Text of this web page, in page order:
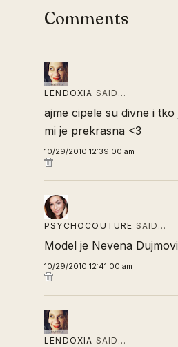
Comments
LENDOXIA SAID…
ajme cipele su divne i
mi je prekrasna <3
10/29/2010 12:39:00 am
PSYCHOCOUTURE SAID…
Model je Nevena
10/29/2010 12:41:00 am
LENDOXIA SAID…